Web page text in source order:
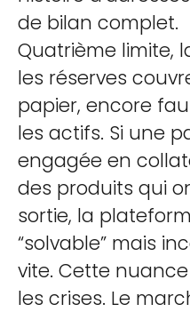
de bilan complet.
Quatrième limite,
les réserves
papier, encore
les actifs. Si une
engagée en
des produits qui
sortie, la
“solvable” mais
vite. Cette
les crises. Le